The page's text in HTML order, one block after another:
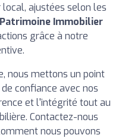
ajustées selon les
Patrimoine Immobilier
grâce à notre
nous mettons un point
confiance avec nos
et l'intégrité tout au
Contactez-nous
nous pouvons